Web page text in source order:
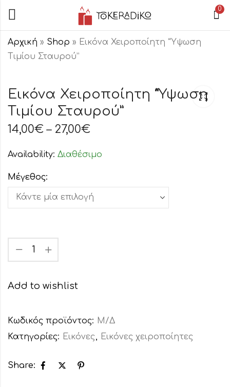
0
Αρχική » Shop » Εικόνα Χειροποίητη “Ύψωση
Τιμίου Σταυρού”
Χειροποίητη
"Άγιος Ιάκωβος
Χειροποίητη
"Υπαπαντή του
Εικόνα Χειροποίητη “Ύψωση
Τιμίου Σταυρού”
14,00€ – 27,00€
Availability: Διαθέσιμο
Μέγεθος:
Add to wishlist
Κωδικός προϊόντος: Μ/Δ
Κατηγορίες: Εικόνες, Εικόνες χειροποίητες
Share: